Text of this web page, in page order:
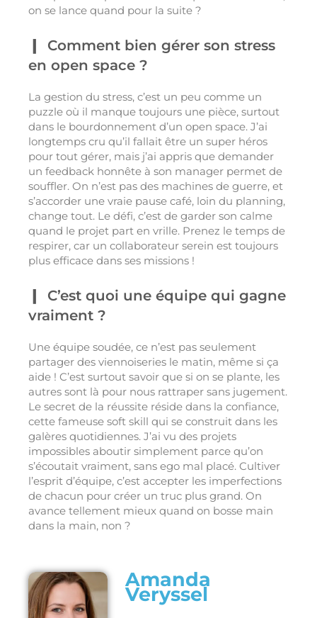
on se lance quand pour la suite ?
Comment bien gérer son stress
en open space ?
La gestion du stress, c’est un peu comme un
puzzle où il manque toujours une pièce, surtout
dans le bourdonnement d’un open space. J’ai
longtemps cru qu’il fallait être un super héros
pour tout gérer, mais j’ai appris que demander
un feedback honnête à son manager permet de
souffler. On n’est pas des machines de guerre, et
s’accorder une vraie pause café, loin du planning,
change tout. Le défi, c’est de garder son calme
quand le projet part en vrille. Prenez le temps de
respirer, car un collaborateur serein est toujours
plus efficace dans ses missions !
C’est quoi une équipe qui gagne
vraiment ?
Une équipe soudée, ce n’est pas seulement
partager des viennoiseries le matin, même si ça
aide ! C’est surtout savoir que si on se plante, les
autres sont là pour nous rattraper sans jugement.
Le secret de la réussite réside dans la confiance,
cette fameuse soft skill qui se construit dans les
galères quotidiennes. J’ai vu des projets
impossibles aboutir simplement parce qu’on
s’écoutait vraiment, sans ego mal placé. Cultiver
l’esprit d’équipe, c’est accepter les imperfections
de chacun pour créer un truc plus grand. On
avance tellement mieux quand on bosse main
dans la main, non ?
Amanda
Veryssel